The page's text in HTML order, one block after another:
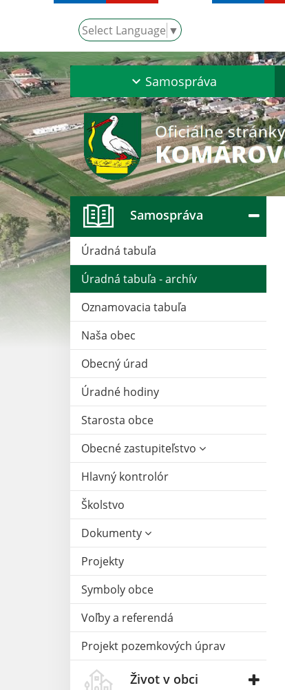
Select Language ▼
Samospráva
Samospráva
Úradná tabuľa
Úradná tabuľa - archív
Oznamovacia tabuľa
Naša obec
Obecný úrad
Úradné hodiny
Starosta obce
Obecné zastupiteľstvo
Hlavný kontrolór
Školstvo
Dokumenty
Projekty
Symboly obce
Voľby a referendá
Projekt pozemkových úprav
Život v obci